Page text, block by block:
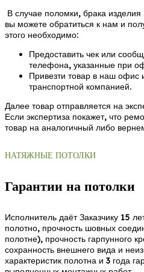
В случае поломки, брака изделия
вы можете обратиться к нам и
этого необходимо:
Предоставить чек или
телефона, указанные при
Привезти товар в наш офис
транспортной компанией.
Далее товар отправляется на
Если экспертиза покажет, что
товар на аналогичный либо
НАТЯЖНЫЕ ПОТОЛКИ
Гарантии на потолки
Исполнитель даёт Заказчику 15
полотно, прочность шовных
полотне), прочность гарпунного
сохранность внешнего вида и
характеристик полотна и 3 года